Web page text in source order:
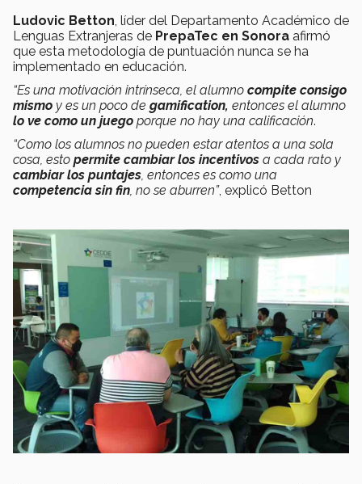
Ludovic Betton, líder del Departamento Académico de
Lenguas Extranjeras de PrepaTec en Sonora afirmó
que esta metodología de puntuación nunca se ha
implementado en educación.
“Es una motivación intrínseca, el alumno compite consigo
mismo y es un poco de gamification, entonces el alumno
lo ve como un juego porque no hay una calificación.
“Como los alumnos no pueden estar atentos a una sola
cosa, esto permite cambiar los incentivos a cada rato y
cambiar los puntajes, entonces es como una
competencia sin fin, no se aburren”, explicó Betton